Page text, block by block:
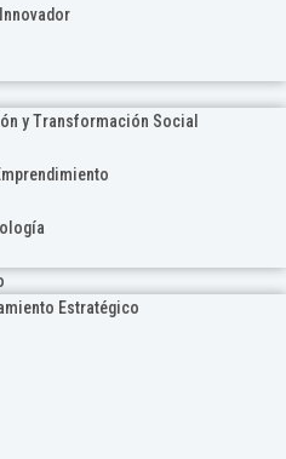
y Transformación Social
Estratégico